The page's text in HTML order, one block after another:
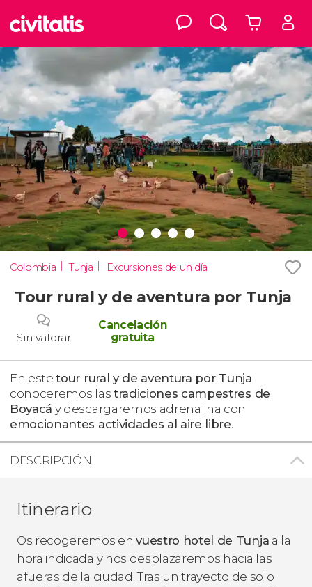
Colombia Tunja Excursiones de un día
Tour rural y de aventura por Tunja
Sin valorar
Cancelación
gratuita
En estetour rural y de aventura por Tunja
conoceremos las tradiciones campestres de
Boyacá y descargaremos adrenalina con
emocionantes actividades al aire libre.
DESCRIPCIÓN
Itinerario
Os recogeremos envuestro hotel de Tunja a la
hora indicada y nos desplazaremos hacia las
afueras de la ciudad. Tras un trayecto de solo